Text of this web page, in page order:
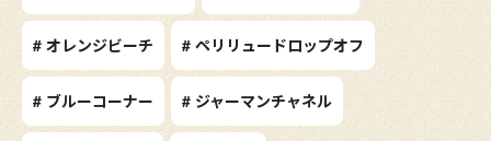
# オレンジビーチ # ペリリュードロップオフ
# ブルーコーナー # ジャーマンチャネル